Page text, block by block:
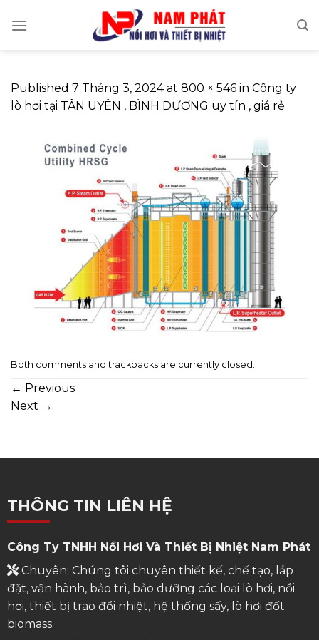
Published 7 Tháng 3, 2024at 800 × 546 in Công ty
lò hơi tại TÂN UYÊN , BÌNH DƯƠNG uy tín , giá rẻ
Both comments and trackbacks are currently closed.
← Previous
Next →
THÔNG TIN LIÊN HỆ
Công Ty TNHH Nồi Hơi Và Thiết Bị Nhiệt Nam Phát
Chuyên: Chúng tôi chuyên thiết kế, chế tạo, lắp
đặt, vận hành, bảo trì, bảo dưỡng các loại lò hơi, nồi
hơi, thiết bị trao đổi nhiệt, hệ thống sấy, lò hơi đốt
biomass.